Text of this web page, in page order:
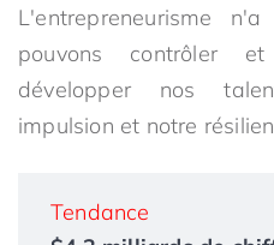
L'entrepreneurisme
pouvons contrôler
développer nos
impulsion et notre
Tendance